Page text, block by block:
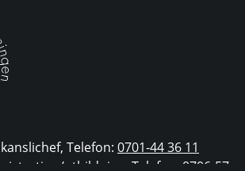
Telefon: 0701-44 36 11
utbildning, Telefon: 0706-57